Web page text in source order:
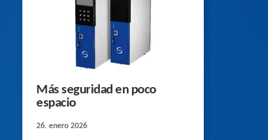
Más seguridad en poco
espacio
26. enero 2026